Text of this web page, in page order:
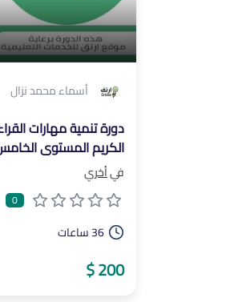
أسماء محمد نزال
دورة تنمية مهارات
الكريم المستوى
فيأخري
0
36 ساعات
200 $